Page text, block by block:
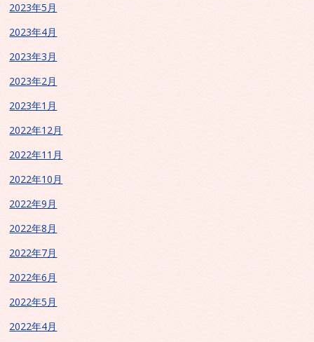
2023年5月
2023年4月
2023年3月
2023年2月
2023年1月
2022年12月
2022年11月
2022年10月
2022年9月
2022年8月
2022年7月
2022年6月
2022年5月
2022年4月